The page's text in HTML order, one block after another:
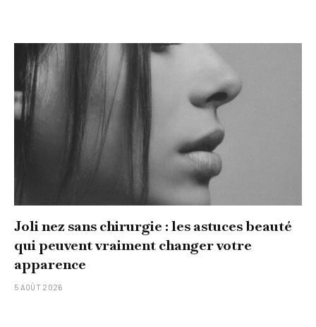
Joli nez sans chirurgie : les astuces beauté
qui peuvent vraiment changer votre
apparence
5 AOÛT 2026